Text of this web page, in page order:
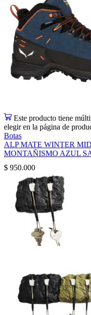
Este producto tiene
elegir en la página de
Botas
ALP MATE WINTER
MONTAÑISMO AZUL
$ 950.000